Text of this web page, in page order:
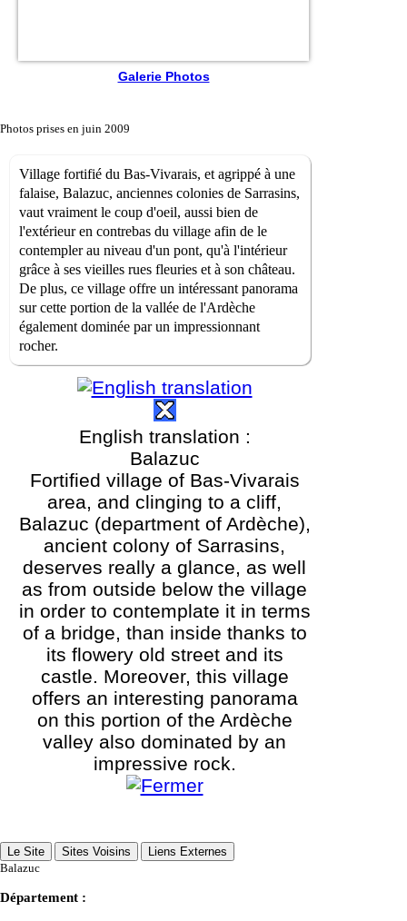
Galerie Photos
Photos prises en juin 2009
Village fortifié du Bas-Vivarais, et agrippé à une
falaise, Balazuc, anciennes colonies de Sarrasins,
vaut vraiment le coup d'oeil, aussi bien de
l'extérieur en contrebas du village afin de le
contempler au niveau d'un pont, qu'à l'intérieur
grâce à ses vieilles rues fleuries et à son château.
De plus, ce village offre un intéressant panorama
sur cette portion de la vallée de l'Ardèche
également dominée par un impressionnant
rocher.
English translation :
Balazuc
Fortified village of Bas-Vivarais
area, and clinging to a cliff,
Balazuc (department of Ardèche),
ancient colony of Sarrasins,
deserves really a glance, as well
as from outside below the village
in order to contemplate it in terms
of a bridge, than inside thanks to
its flowery old street and its
castle. Moreover, this village
offers an interesting panorama
on this portion of the Ardèche
valley also dominated by an
impressive rock.
Le Site Sites Voisins
Liens Externes
Balazuc
Département :